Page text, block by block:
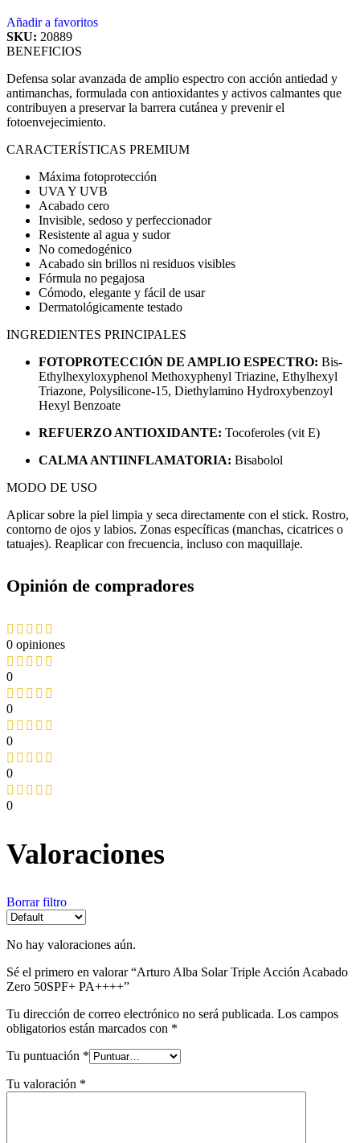
Añadir a favoritos
SKU: 20889
BENEFICIOS
Defensa solar avanzada de amplio espectro con acción antiedad y
antimanchas, formulada con antioxidantes y activos calmantes que
contribuyen a preservar la barrera cutánea y prevenir el
fotoenvejecimiento.
CARACTERÍSTICAS PREMIUM
Máxima fotoprotección
UVA Y UVB
Acabado cero
Invisible, sedoso y perfeccionador
Resistente al agua y sudor
No comedogénico
Acabado sin brillos ni residuos visibles
Fórmula no pegajosa
Cómodo, elegante y fácil de usar
Dermatológicamente testado
INGREDIENTES PRINCIPALES
FOTOPROTECCIÓN DE AMPLIO ESPECTRO: Bis-
Ethylhexyloxyphenol Methoxyphenyl Triazine, Ethylhexyl
Triazone, Polysilicone-15, Diethylamino Hydroxybenzoyl
Hexyl Benzoate
REFUERZO ANTIOXIDANTE: Tocoferoles (vit E)
CALMA ANTIINFLAMATORIA: Bisabolol
MODO DE USO
Aplicar sobre la piel limpia y seca directamente con el stick. Rostro,
contorno de ojos y labios. Zonas específicas (manchas, cicatrices o
tatuajes). Reaplicar con frecuencia, incluso con maquillaje.
Opinión de compradores
0 opiniones
0
0
0
0
0
Valoraciones
Borrar filtro
No hay valoraciones aún.
Sé el primero en valorar “Arturo Alba Solar Triple Acción Acabado
Zero 50SPF+ PA++++”
Tu dirección de correo electrónico no será publicada. Los campos
obligatorios están marcados con *
Tu puntuación *
Tu valoración *